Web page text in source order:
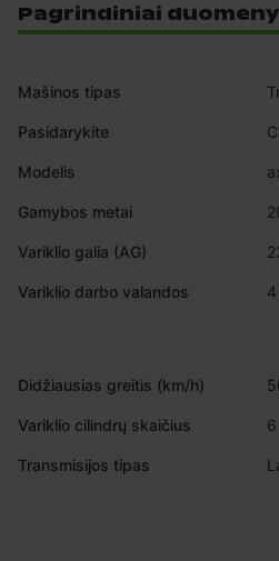
Pagrindiniai
Mašinos tipas
Pasidarykite
Modelis
Gamybos metai
Variklio galia (AG)
Variklio darbo valandos
Didžiausias greitis (km/h)
Variklio cilindrų skaičius 6
Transmisijos tipas